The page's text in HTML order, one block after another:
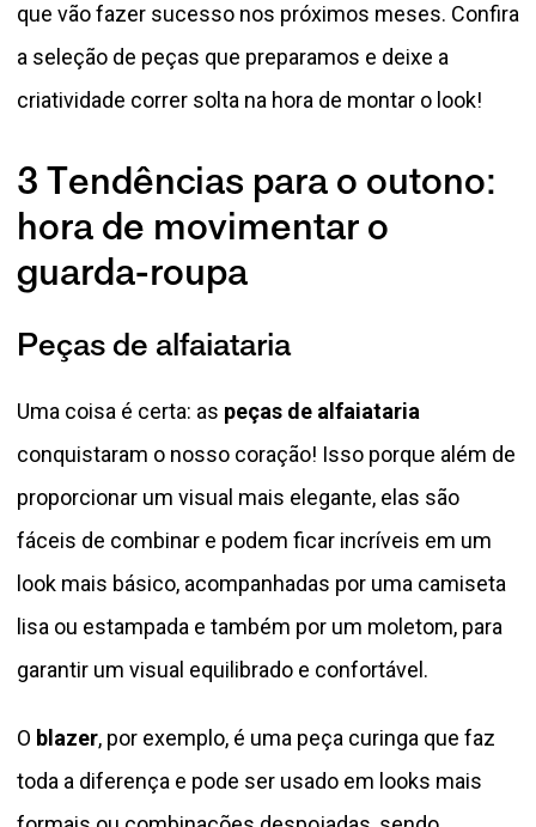
que vão fazer sucesso nos próximos meses. Confira
a seleção de peças que preparamos e deixe a
criatividade correr solta na hora de montar o look!
3 Tendências para o outono:
hora de movimentar o
guarda-roupa
Peças de alfaiataria
Uma coisa é certa: as peças de alfaiataria
conquistaram o nosso coração! Isso porque além de
proporcionar um visual mais elegante, elas são
fáceis de combinar e podem ficar incríveis em um
look mais básico, acompanhadas por uma camiseta
lisa ou estampada e também por um moletom, para
garantir um visual equilibrado e confortável.
O blazer, por exemplo, é uma peça curinga que faz
toda a diferença e pode ser usado em looks mais